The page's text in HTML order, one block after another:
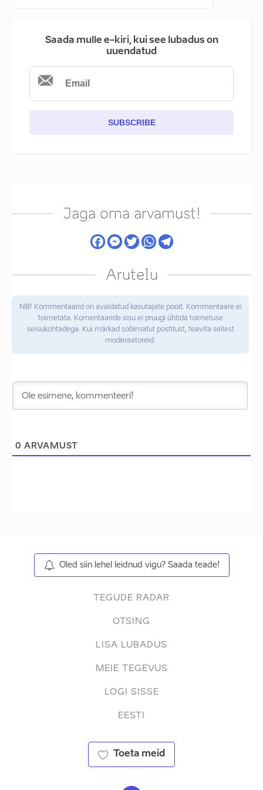
Saada mulle e-kiri, kui see lubadus on
uuendatud
SUBSCRIBE
Jaga oma arvamust!
Arutelu
NB! Kommentaarid on avaldatud kasutajate poolt. Kommentaare ei
toimetata. Komentaaride sisu ei pruugi ühtida toimetuse
seisukohtadega. Kui märkad sobimatut postitust, teavita sellest
moderaatoreid.
0 ARVAMUST
Oled siin lehel leidnud vigu? Saada teade!
TEGUDE RADAR
OTSING
LISA LUBADUS
MEIE TEGEVUS
LOGI SISSE
EESTI
Toeta meid